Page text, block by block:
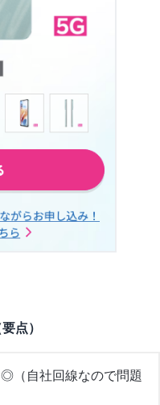
点）
◎（自社回線なので問題